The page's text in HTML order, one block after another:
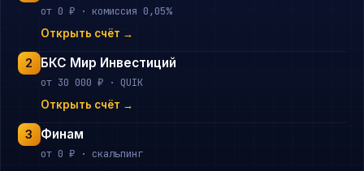
от 0 ₽ · комиссия 0,05%
Открыть счёт →
2 БКС Мир Инвестиций
от 30 000 ₽ · QUIK
Открыть счёт →
3 Финам
от 0 ₽ · скальпинг